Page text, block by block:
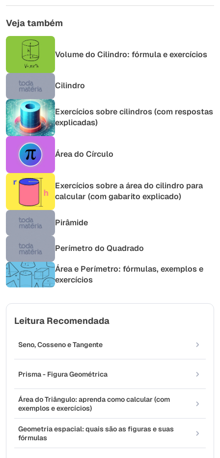
Veja também
Volume do Cilindro: fórmula e exercícios
Cilindro
Exercícios sobre cilindros (com respostas
explicadas)
Área do Círculo
Exercícios sobre a área do cilindro para
calcular (com gabarito explicado)
Pirâmide
Perímetro do Quadrado
Área e Perímetro: fórmulas, exemplos e
exercícios
Leitura Recomendada
Seno, Cosseno e Tangente
Prisma - Figura Geométrica
Área do Triângulo: aprenda como calcular (com
exemplos e exercícios)
Geometria espacial: quais são as figuras e suas
fórmulas